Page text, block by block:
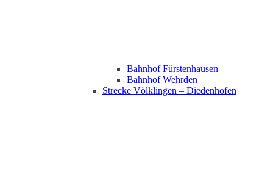
Bahnhof Fürstenhausen
Bahnhof Wehrden
Strecke Völklingen – Diedenhofen